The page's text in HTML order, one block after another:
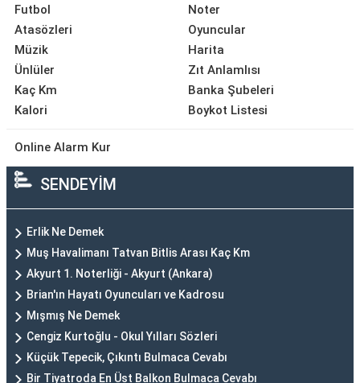
Futbol
Atasözleri
Müzik
Ünlüler
Kaç Km
Kalori
Noter
Oyuncular
Harita
Zıt Anlamlısı
Banka Şubeleri
Boykot Listesi
Online Alarm Kur
SENDEYİM
Erlik Ne Demek
Muş Havalimanı Tatvan Bitlis Arası Kaç Km
Akyurt 1. Noterliği - Akyurt (Ankara)
Brian'ın Hayatı Oyuncuları ve Kadrosu
Mışmış Ne Demek
Cengiz Kurtoğlu - Okul Yılları Sözleri
Küçük Tepecik, Çıkıntı Bulmaca Cevabı
Bir Tiyatroda En Üst Balkon Bulmaca Cevabı